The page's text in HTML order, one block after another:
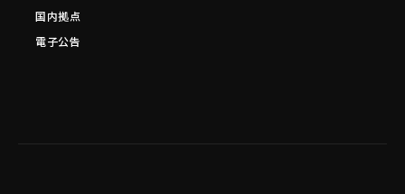
国内拠点
電子公告